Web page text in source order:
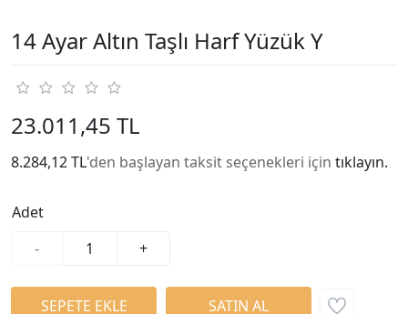
14 Ayar Altın Taşlı Harf Yüzük Y
23.011,45 TL
8.284,12 TL'den başlayan taksit seçenekleri için tıklayın.
Adet
-
+